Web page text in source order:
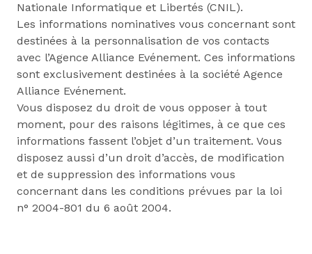
Nationale Informatique et Libertés (CNIL).
Les informations nominatives vous concernant sont
destinées à la personnalisation de vos contacts
avec l’Agence Alliance Evénement. Ces informations
sont exclusivement destinées à la société Agence
Alliance Evénement.
Vous disposez du droit de vous opposer à tout
moment, pour des raisons légitimes, à ce que ces
informations fassent l’objet d’un traitement. Vous
disposez aussi d’un droit d’accès, de modification
et de suppression des informations vous
concernant dans les conditions prévues par la loi
n° 2004-801 du 6 août 2004.